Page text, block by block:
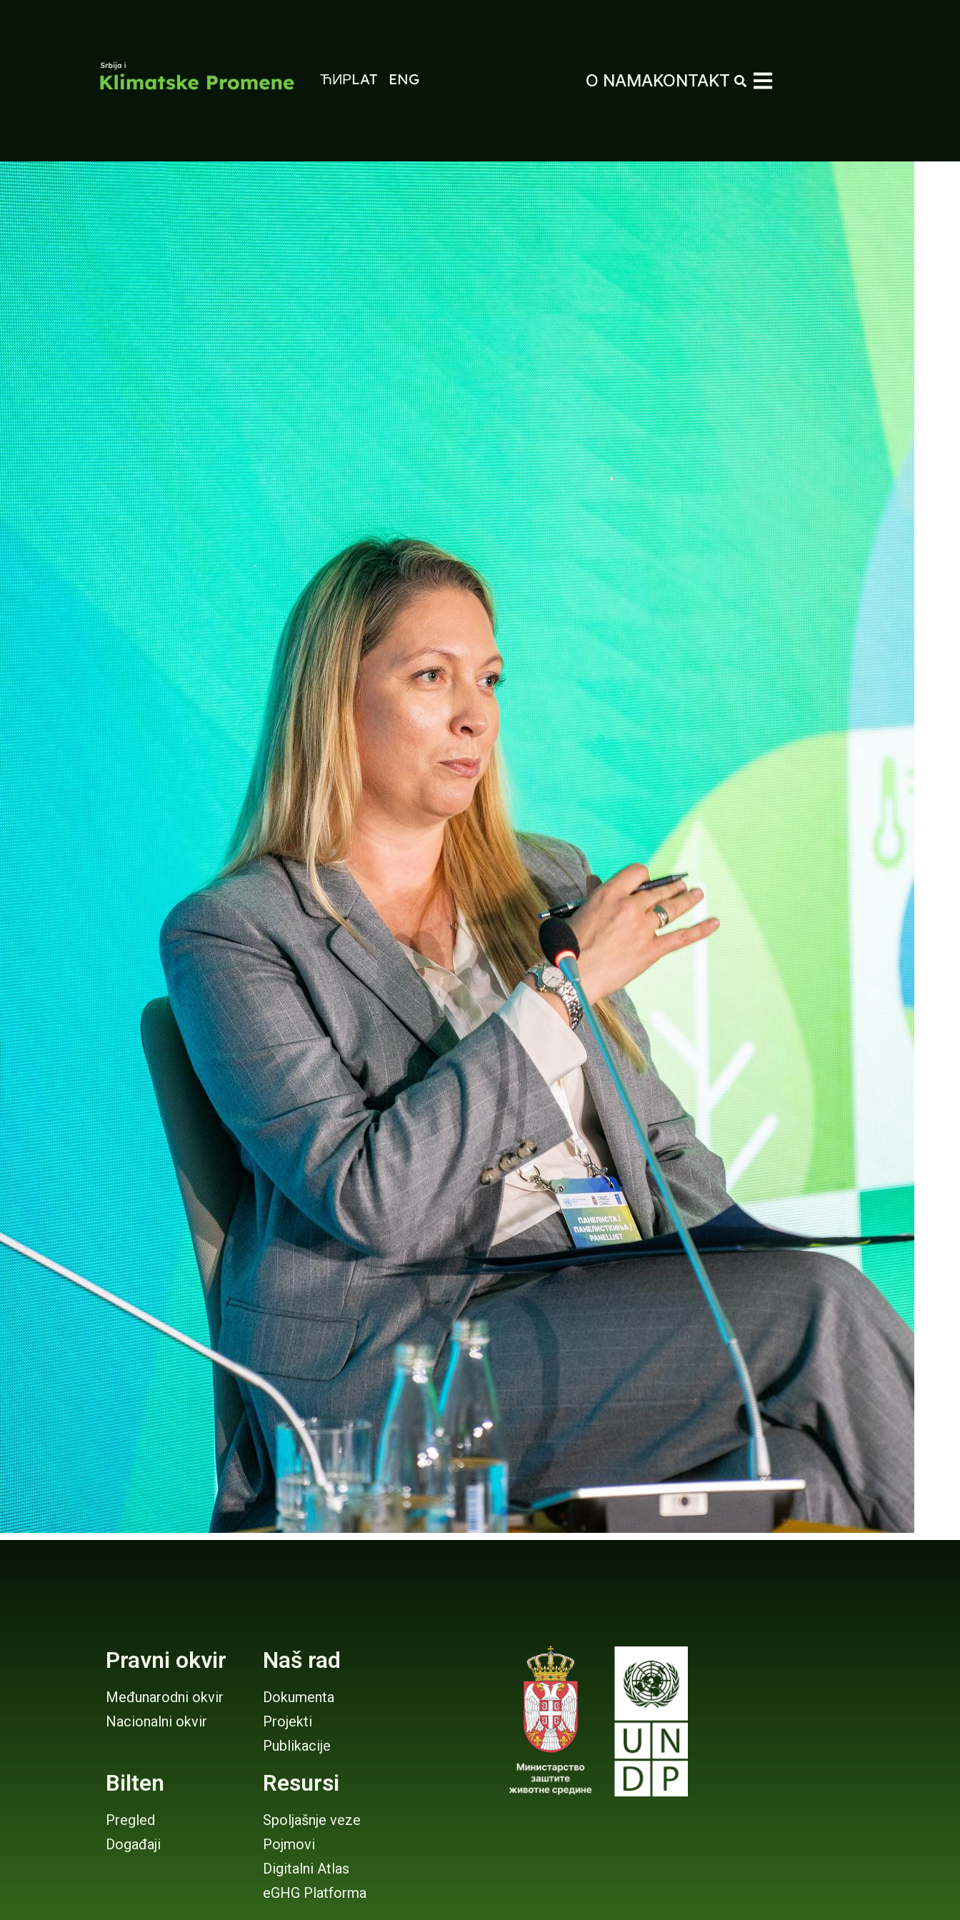
ЋИРLAT ENG O NAMAKONTAKT
Pravni okvir
Međunarodni okvir
Nacionalni okvir
Naš rad
Dokumenta
Projekti
Publikacije
Bilten
Pregled
Događaji
Resursi
Spoljašnje veze
Pojmovi
Digitalni Atlas
eGHG Platforma